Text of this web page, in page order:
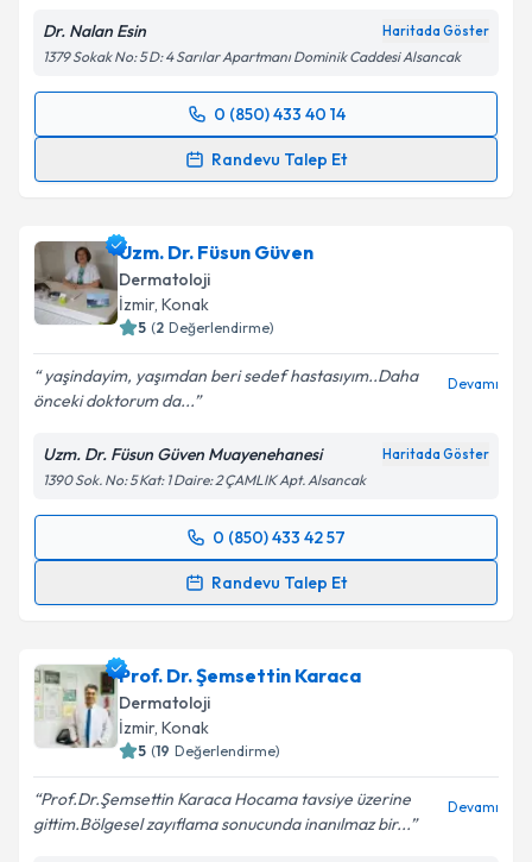
Dr. Nalan Esin Haritada Göster
1379 Sokak No: 5 D: 4 Sarılar Apartmanı Dominik Caddesi Alsancak
0 (850) 433 40 14
Randevu Talep Et
Randevu Takvimi Talebi
takvim hazırlandığında e-posta ile bilgilendireceğiz.
E-posta Adresiniz
kapsamda işlenmesini kabul ediyorum.
Takvim Talebini Gönder
Uzm. Dr. Füsun Güven
Dermatoloji
İzmir, Konak
5 (2 Değerlendirme)
yaşindayim, yaşımdan beri sedef hastasıyım..Daha
önceki doktorum da...
Devamı
Uzm. Dr. Füsun Güven Muayenehanesi Haritada Göster
1390 Sok. No: 5 Kat: 1 Daire: 2 ÇAMLIK Apt. Alsancak
0 (850) 433 42 57
Randevu Talep Et
Randevu Takvimi Talebi
takvim hazırlandığında e-posta ile bilgilendireceğiz.
E-posta Adresiniz
Kişisel verilerimin işlenmesine ilişkin
Prof. Dr. Şemsettin Karaca
Dermatoloji
İzmir, Konak
5 (19 Değerlendirme)
Prof.Dr.Şemsettin Karaca Hocama tavsiye üzerine
gittim.Bölgesel zayıflama sonucunda inanılmaz bir...
Devamı